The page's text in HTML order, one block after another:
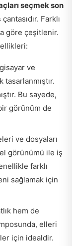
seçmek son
Farklı
göre çeşitlenir.
ve
tasarlanmıştır.
Bu sayede,
görünüm de
ve dosyaları
görünümü ile iş
farklı
sağlamak için
hem de
elleri
için idealdir.